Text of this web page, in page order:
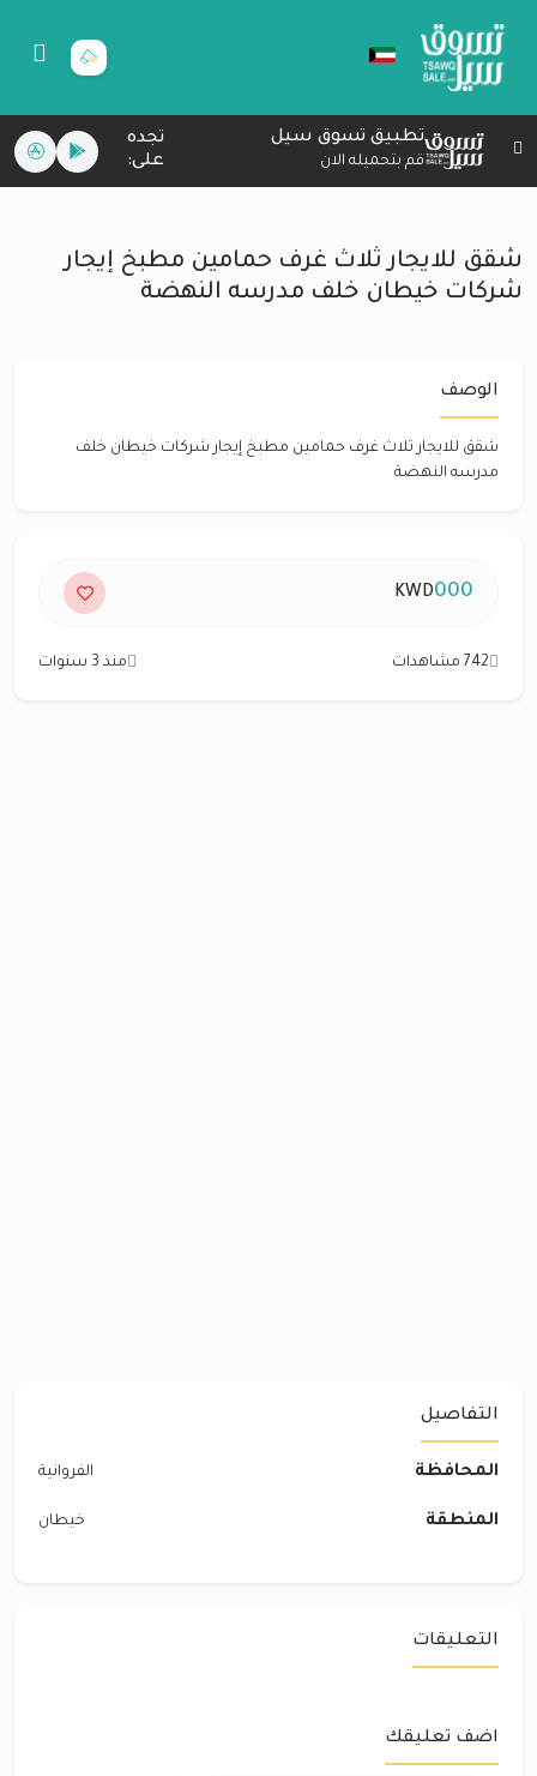
تطبيق تسوق سيل
قم بتحميله الان
تجده
على:
شقق للايجار ثلاث غرف حمامين مطبخ إيجار
شركات خيطان خلف مدرسه النهضة
الوصف
شقق للايجار ثلاث غرف حمامين مطبخ إيجار شركات خيطان خلف
مدرسه النهضة
000
KWD
742 مشاهدات منذ 3 سنوات
التفاصيل
المحافظة الفروانية
المنطقة خيطان
التعليقات
اضف تعليقك